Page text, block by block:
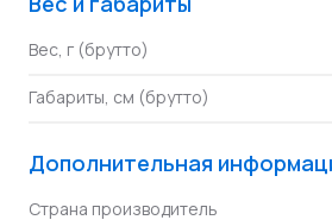
Вес, г (брутто)
Габариты, см (брутто)
Дополнительная
Страна производитель